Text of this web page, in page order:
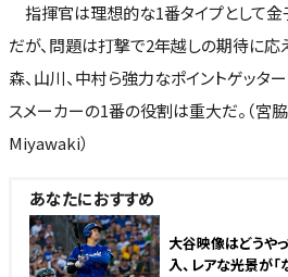
指揮官は理想的な1番タイプとして金
だが、問題は打撃で2年越しの期待に応
森、山川、中村ら強力なポイントゲッタ
スメーカーの1番の役割は重大だ。（宮
Miyawaki）
あなたにおすすめ
大谷映像はどうや
入、レアな光景が「